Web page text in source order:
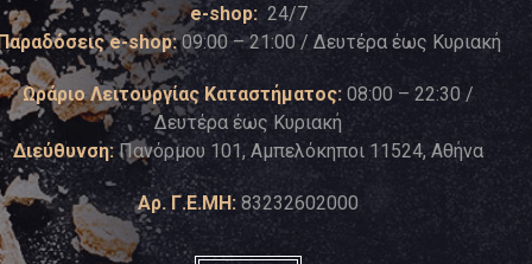
e-shop: 24/7
e-shop:09:00 – 21:00 / Δευτέρα έως Κυριακή
Ωράριο Λειτουργίας Καταστήματος: 08:00 – 22:30 /
Δευτέρα έως Κυριακή
Διεύθυνση: Πανόρμου 101, Αμπελόκηποι 11524, Αθήνα
Αρ. Γ.Ε.ΜΗ: 83232602000